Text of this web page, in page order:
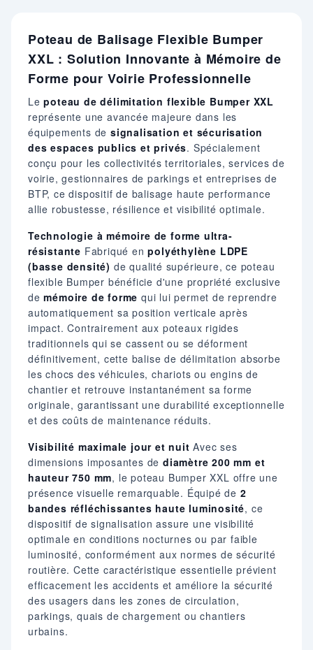
Poteau de Balisage Flexible Bumper
XXL : Solution Innovante à Mémoire de
Forme pour Voirie Professionnelle
Lepoteau de délimitation flexible Bumper XXL
représente une avancée majeure dans les
équipements designalisation et sécurisation
des espaces publics et privés. Spécialement
conçu pour les collectivités territoriales, services de
voirie, gestionnaires de parkings et entreprises de
BTP, ce dispositif de balisage haute performance
allie robustesse, résilience et visibilité optimale.
Technologie à mémoire de forme ultra-
résistante Fabriqué enpolyéthylène LDPE
(basse densité) de qualité supérieure, ce poteau
flexible Bumper bénéficie d'une propriété exclusive
demémoire de forme qui lui permet de reprendre
automatiquement sa position verticale après
impact. Contrairement aux poteaux rigides
traditionnels qui se cassent ou se déforment
définitivement, cette balise de délimitation absorbe
les chocs des véhicules, chariots ou engins de
chantier et retrouve instantanément sa forme
originale, garantissant une durabilité exceptionnelle
et des coûts de maintenance réduits.
Visibilité maximale jour et nuit Avec ses
dimensions imposantes dediamètre 200 mm et
hauteur 750 mm, le poteau Bumper XXL offre une
présence visuelle remarquable. Équipé de 2
bandes réfléchissantes haute luminosité, ce
dispositif de signalisation assure une visibilité
optimale en conditions nocturnes ou par faible
luminosité, conformément aux normes de sécurité
routière. Cette caractéristique essentielle prévient
efficacement les accidents et améliore la sécurité
des usagers dans les zones de circulation,
parkings, quais de chargement ou chantiers
urbains.